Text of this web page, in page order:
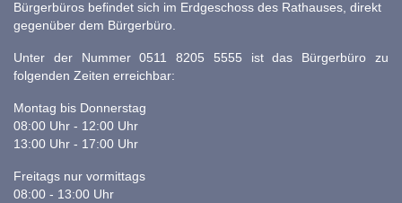
Bürgerbüros befindet sich im Erdgeschoss des Rathauses, direkt
gegenüber dem Bürgerbüro.
Unter der Nummer 0511 8205 5555 ist das Bürgerbüro zu
folgenden Zeiten erreichbar:
Montag bis Donnerstag
08:00 Uhr - 12:00 Uhr
13:00 Uhr - 17:00 Uhr
Freitags nur vormittags
08:00 - 13:00 Uhr